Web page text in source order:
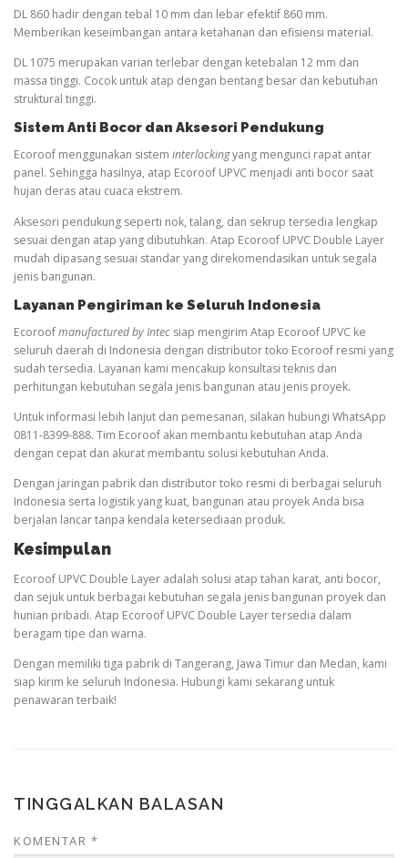
DL 860 hadir dengan tebal 10 mm dan lebar efektif 860 mm.
Memberikan keseimbangan antara ketahanan dan efisiensi material.
DL 1075 merupakan varian terlebar dengan ketebalan 12 mm dan
massa tinggi. Cocok untuk atap dengan bentang besar dan kebutuhan
struktural tinggi.
Sistem Anti Bocor dan Aksesori Pendukung
Ecoroof menggunakan sistem interlockingyang mengunci rapat antar
panel. Sehingga hasilnya, atap Ecoroof UPVC menjadi anti bocor saat
hujan deras atau cuaca ekstrem.
Aksesori pendukung seperti nok, talang, dan sekrup tersedia lengkap
sesuai dengan atap yang dibutuhkan. Atap Ecoroof UPVC Double Layer
mudah dipasang sesuai standar yang direkomendasikan untuk segala
jenis bangunan.
Layanan Pengiriman ke Seluruh Indonesia
Ecoroofmanufactured by Intec siap mengirim Atap Ecoroof UPVC ke
seluruh daerah di Indonesia dengan distributor toko Ecoroof resmi yang
sudah tersedia. Layanan kami mencakup konsultasi teknis dan
perhitungan kebutuhan segala jenis bangunan atau jenis proyek.
Untuk informasi lebih lanjut dan pemesanan, silakan hubungi WhatsApp
0811-8399-888. Tim Ecoroof akan membantu kebutuhan atap Anda
dengan cepat dan akurat membantu solusi kebutuhan Anda.
Dengan jaringan pabrik dan distributor toko resmi di berbagai seluruh
Indonesia serta logistik yang kuat, bangunan atau proyek Anda bisa
berjalan lancar tanpa kendala ketersediaan produk.
Kesimpulan
Ecoroof UPVC Double Layer adalah solusi atap tahan karat, anti bocor,
dan sejuk untuk berbagai kebutuhan segala jenis bangunan proyek dan
hunian pribadi. Atap Ecoroof UPVC Double Layer tersedia dalam
beragam tipe dan warna.
Dengan memiliki tiga pabrik di Tangerang, Jawa Timur dan Medan, kami
siap kirim ke seluruh Indonesia. Hubungi kami sekarang untuk
penawaran terbaik!
TINGGALKAN BALASAN
KOMENTAR *